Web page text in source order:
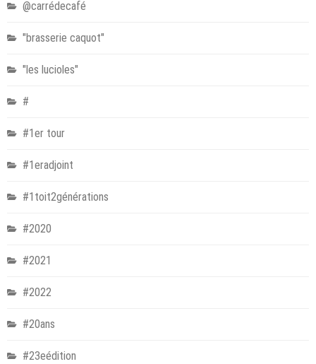
@carrédecafé
"brasserie caquot"
"les lucioles"
#
#1er tour
#1eradjoint
#1toit2générations
#2020
#2021
#2022
#20ans
#23eédition